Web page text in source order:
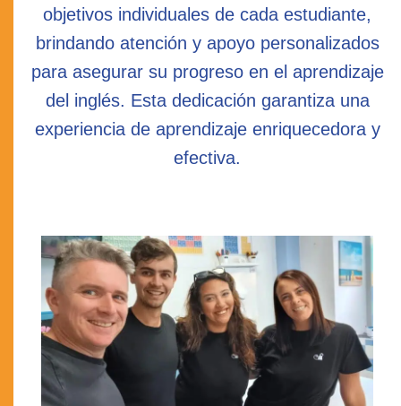
objetivos individuales de cada estudiante,
brindando atención y apoyo personalizados
para asegurar su progreso en el aprendizaje
del inglés. Esta dedicación garantiza una
experiencia de aprendizaje enriquecedora y
efectiva.